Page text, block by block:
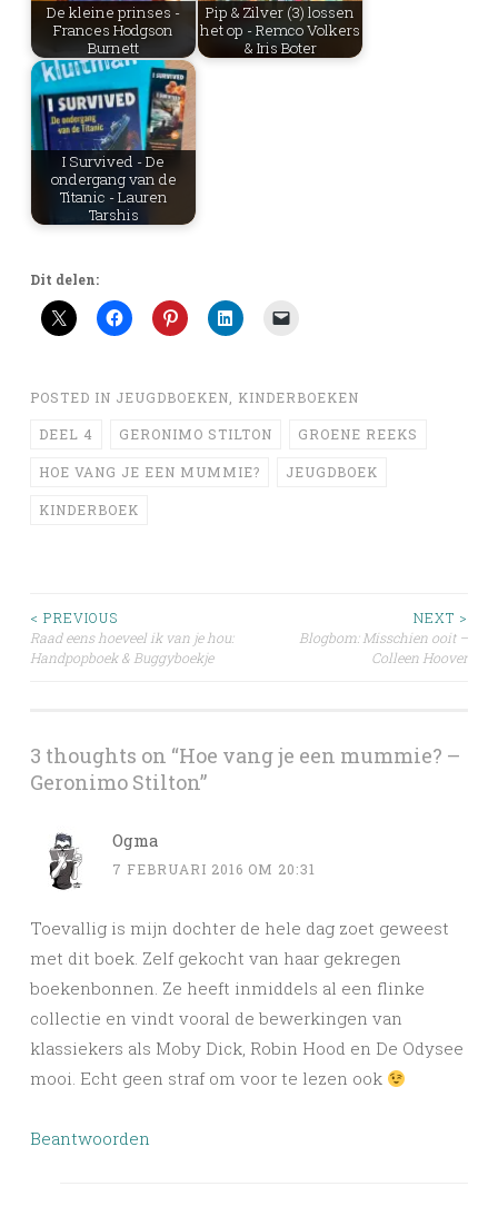
De kleine prinses -
Frances Hodgson
Burnett
Pip & Zilver (3) lossen
het op - Remco Volkers
& Iris Boter
I Survived - De
ondergang van de
Titanic - Lauren
Tarshis
Dit delen:
POSTED IN JEUGDBOEKEN, KINDERBOEKEN
DEEL 4 GERONIMO STILTON GROENE REEKS
HOE VANG JE EEN MUMMIE? JEUGDBOEK
KINDERBOEK
Post
navigation
< PREVIOUS
Raad eens hoeveel ik van je hou:
Handpopboek & Buggyboekje
NEXT >
Blogbom: Misschien ooit –
Colleen Hoover
3 thoughts on “Hoe vang je een mummie? –
Geronimo Stilton”
Ogma
7 FEBRUARI 2016 OM 20:31
Toevallig is mijn dochter de hele dag zoet geweest
met dit boek. Zelf gekocht van haar gekregen
boekenbonnen. Ze heeft inmiddels al een flinke
collectie en vindt vooral de bewerkingen van
klassiekers als Moby Dick, Robin Hood en De Odysee
mooi. Echt geen straf om voor te lezen ook
Beantwoorden